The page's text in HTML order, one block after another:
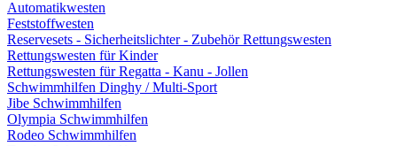
Automatikwesten
Feststoffwesten
Reservesets - Sicherheitslichter - Zubehör Rettungswesten
Rettungswesten für Kinder
Rettungswesten für Regatta - Kanu - Jollen
Schwimmhilfen Dinghy / Multi-Sport
Jibe Schwimmhilfen
Olympia Schwimmhilfen
Rodeo Schwimmhilfen